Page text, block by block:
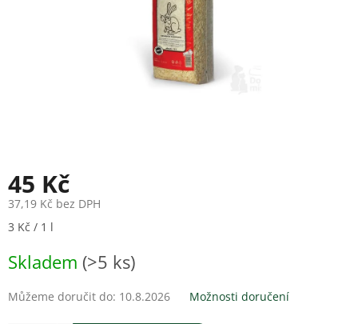
45 Kč
37,19 Kč bez DPH
Měrná
3 Kč / 1 l
Skladem (>5 ks)
Můžeme doručit do: 10.8.2026 Možnosti doručení